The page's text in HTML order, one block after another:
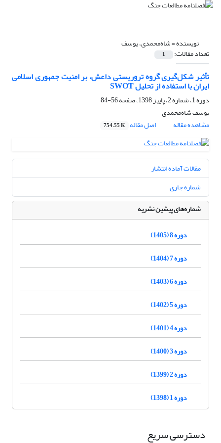
نویسنده =شاه‌محمدی، یوسف
تعداد مقالات: 1
تأثیر شکل‌گیری گروه تروریستی داعش، بر امنیت جمهوری اسلامی
ایران با استفاده از تحلیل SWOT
دوره 1، شماره 2، پاییز 1398، صفحه
56-84
یوسف شاه‌محمدی
مشاهده مقاله
اصل مقاله 754.55 K
مقالات آماده انتشار
شماره جاری
شماره‌های پیشین نشریه
دوره 8 (1405)
دوره 7 (1404)
دوره 6 (1403)
دوره 5 (1402)
دوره 4 (1401)
دوره 3 (1400)
دوره 2 (1399)
دوره 1 (1398)
دسترسی سریع